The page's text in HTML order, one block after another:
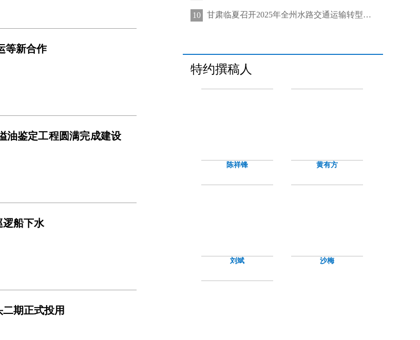
等新合作
油鉴定工程圆满完成建设
逻船下水
期正式投用
10 甘肃临夏召开2025年全州水路交通运输转型发展推进会
特约撰稿人
陈祥锋 黄有方
刘斌 沙梅